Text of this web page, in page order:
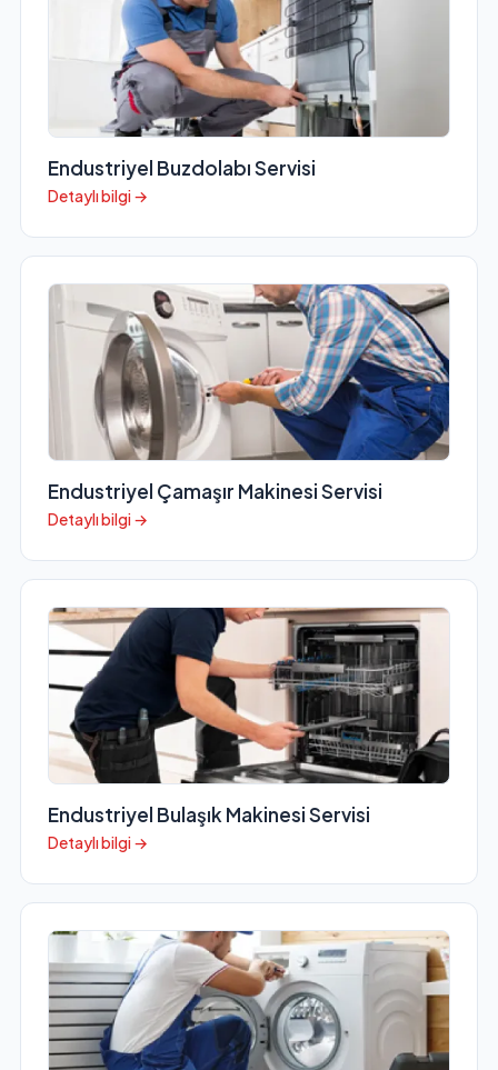
Endustriyel Buzdolabı Servisi
Detaylı bilgi →
Endustriyel Çamaşır Makinesi Servisi
Detaylı bilgi →
Endustriyel Bulaşık Makinesi Servisi
Detaylı bilgi →